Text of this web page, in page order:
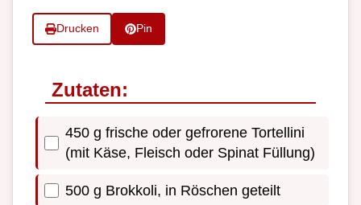
Drucken Pin
Zutaten:
450 g frische oder gefrorene Tortellini
(mit Käse, Fleisch oder Spinat Füllung)
500 g Brokkoli, in Röschen geteilt